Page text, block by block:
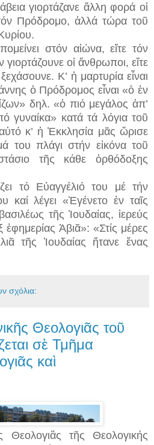
γιορτάζανε ἄλλη φορά οἱ
τόν Πρόδρομο, ἀλλά τώρα τοῦ
στόν αἰώνα, εἴτε τόν
γιορτάζουνε οἱ ἄνθρωποι, εἴτε
Κ’ ἡ μαρτυρία εἶναι
ὁ Πρόδρομος εἶναι «ὁ ἐν
δηλ. «ὁ πιό μεγάλος ἀπ’
γυναίκα» κατά τά λόγια τοῦ
αὐτό κ’ ἡ Ἐκκλησία μᾶς ὥρισε
του πλάγι στήν εἰκόνα τοῦ
τῆς κάθε ὀρθόδοξης
τό Εὐαγγέλιό του μέ τήν
καί λέγει «Ἐγένετο ἐν ταῖς
τῆς Ἰουδαίας, ἱερεύς
ἐφημερίας Ἀβιᾶ»: «Στίς μέρες
τῆς Ἰουδαίας ἤτανε ἕνας
σχόλια:
Θεολογιᾶς τοῦ
σὲ Τμῆμα
καὶ
Θεολογιἂς τῆς Θεολογικής